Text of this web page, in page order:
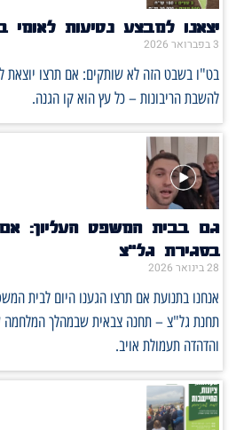
יצאנו למבצע נטיעות לאומי
3 בפברואר 2026
בט"ו בשבט הזה לא שותקים: אם תרצו יוצאת
להשבת הריבונות – כל עץ הוא קו הגנה.
גם בבית המשפט העליון:
בסגירת גל״צ
28 בינואר 2026
אנחנו בתנועת אם תרצו הגענו היום לבית
תחנת גל"צ – תחנה צבאית שבמהלך המלחמה
והדהדה תעמולת אויב.